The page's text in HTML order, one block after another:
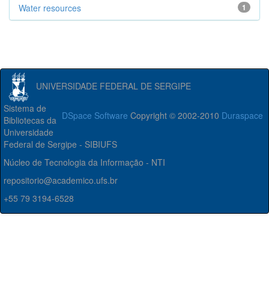
1
Water resources
UNIVERSIDADE FEDERAL DE SERGIPE
DSpace Software Copyright © 2002-2010 Duraspace
Sistema de
Bibliotecas da
Universidade
Federal de Sergipe - SIBIUFS
Núcleo de Tecnologia da Informação - NTI
repositorio@academico.ufs.br
+55 79 3194-6528